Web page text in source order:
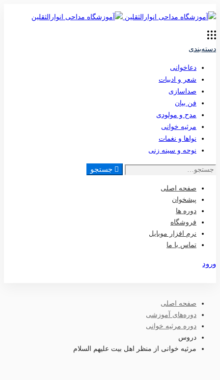
دعاخوانی
شعر و ادبیات
صداسازی
فن بیان
مدح و مولودی
مرثیه خوانی
نواها و نغمات
نوحه و سینه زنی
جستجو
صفحه اصلی
پیشخوان
دوره ها
فروشگاه
نرم افزار موبایل
تماس با ما
صفحه اصلی
دوره‌های آموزشی
دوره مرثیه خوانی
دروس
مرثیه خوانی از منظر اهل بیت علیهم السلام